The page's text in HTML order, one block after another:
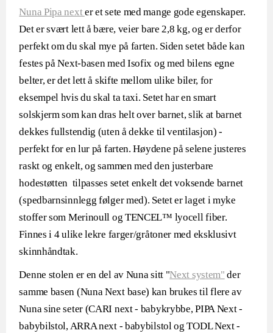
Nuna Pipa nexter et sete med mange gode egenskaper.
Det er svært lett å bære, veier bare 2,8 kg, og er derfor
perfekt om du skal mye på farten. Siden setet både kan
festes på Next-basen med Isofix og med bilens egne
belter, er det lett å skifte mellom ulike biler, for
eksempel hvis du skal ta taxi. Setet har en smart
solskjerm som kan dras helt over barnet, slik at barnet
dekkes fullstendig (uten å dekke til ventilasjon) -
perfekt for en lur på farten. Høydene på selene justeres
raskt og enkelt, og sammen med den justerbare
hodestøtten tilpasses setet enkelt det voksende barnet
(spedbarnsinnlegg følger med). Setet er laget i myke
stoffer som Merinoull og TENCEL™ lyocell fiber.
Finnes i 4 ulike lekre farger/gråtoner med eksklusivt
skinnhåndtak.
Denne stolen er en del av Nuna sitt "Next system" der
samme basen (Nuna Next base) kan brukes til flere av
Nuna sine seter (CARI next - babykrybbe, PIPA Next -
babybilstol, ARRA next - babybilstol og TODL Next -